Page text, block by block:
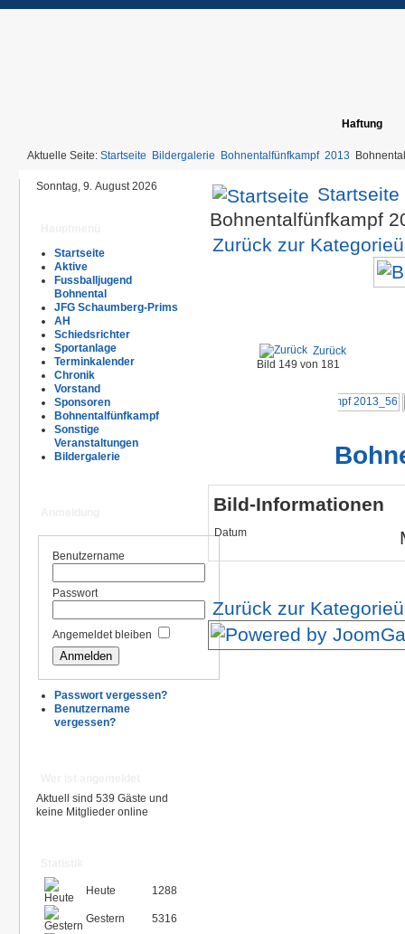
Haftung
Aktuelle Seite: Startseite Bildergalerie Bohnentalfünfkampf 2013
Sonntag, 9. August 2026
Startseite
Aktive
Fussballjugend
Bohnental
JFG Schaumberg-Prims
AH
Schiedsrichter
Sportanlage
Terminkalender
Chronik
Vorstand
Sponsoren
Bohnentalfünfkampf
Sonstige
Veranstaltungen
Bildergalerie
Benutzername
Passwort
Angemeldet bleiben
Passwort vergessen?
Benutzername
vergessen?
Aktuell sind 539 Gäste und
keine Mitglieder online
Heute 1288
Gestern 5316
Startseite
Bohnentalfünfkampf
Zurück zur
Zurück
Bild 149 von 181
Bild-Informationen
Datum
Zurück zur